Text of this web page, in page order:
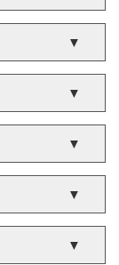
▼
▼
▼
▼
▼